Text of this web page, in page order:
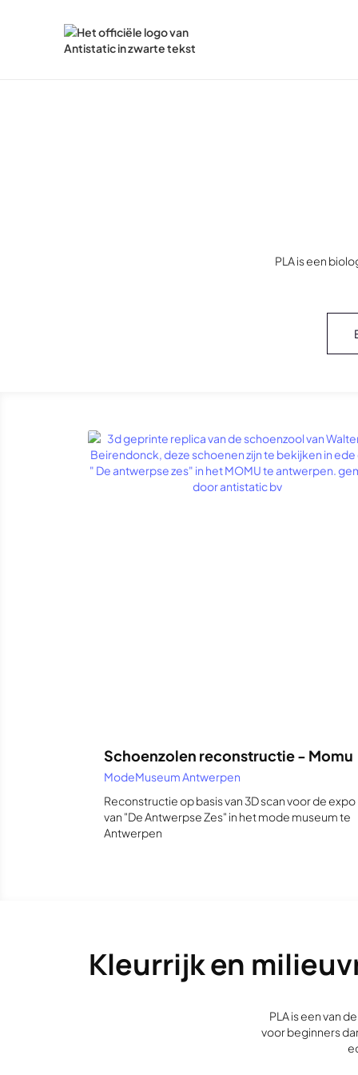
PLA is een
Schoenzolen reconstructie - Momu
ModeMuseum Antwerpen
Reconstructie op basis van 3D scan voor de expo
van "De Antwerpse Zes" in het mode museum te
Antwerpen
Kleurrijk en
PLA is een van
voor beginners